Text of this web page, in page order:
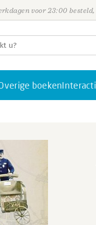
voor 23:00
boeken